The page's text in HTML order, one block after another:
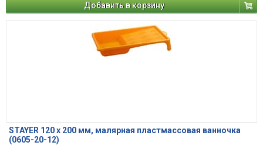
Добавить в корзину
STAYER 120 х 200 мм, малярная пластмассовая ванночка
(0605-20-12)